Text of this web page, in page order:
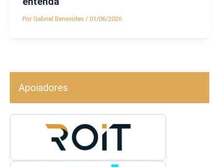
PorGabriel Benevides / 01/06/2026
Apoiadores